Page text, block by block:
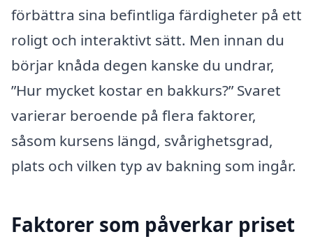
förbättra sina befintliga färdigheter på ett
roligt och interaktivt sätt. Men innan du
börjar knåda degen kanske du undrar,
”Hur mycket kostar en bakkurs?” Svaret
varierar beroende på flera faktorer,
såsom kursens längd, svårighetsgrad,
plats och vilken typ av bakning som ingår.
Faktorer som påverkar priset